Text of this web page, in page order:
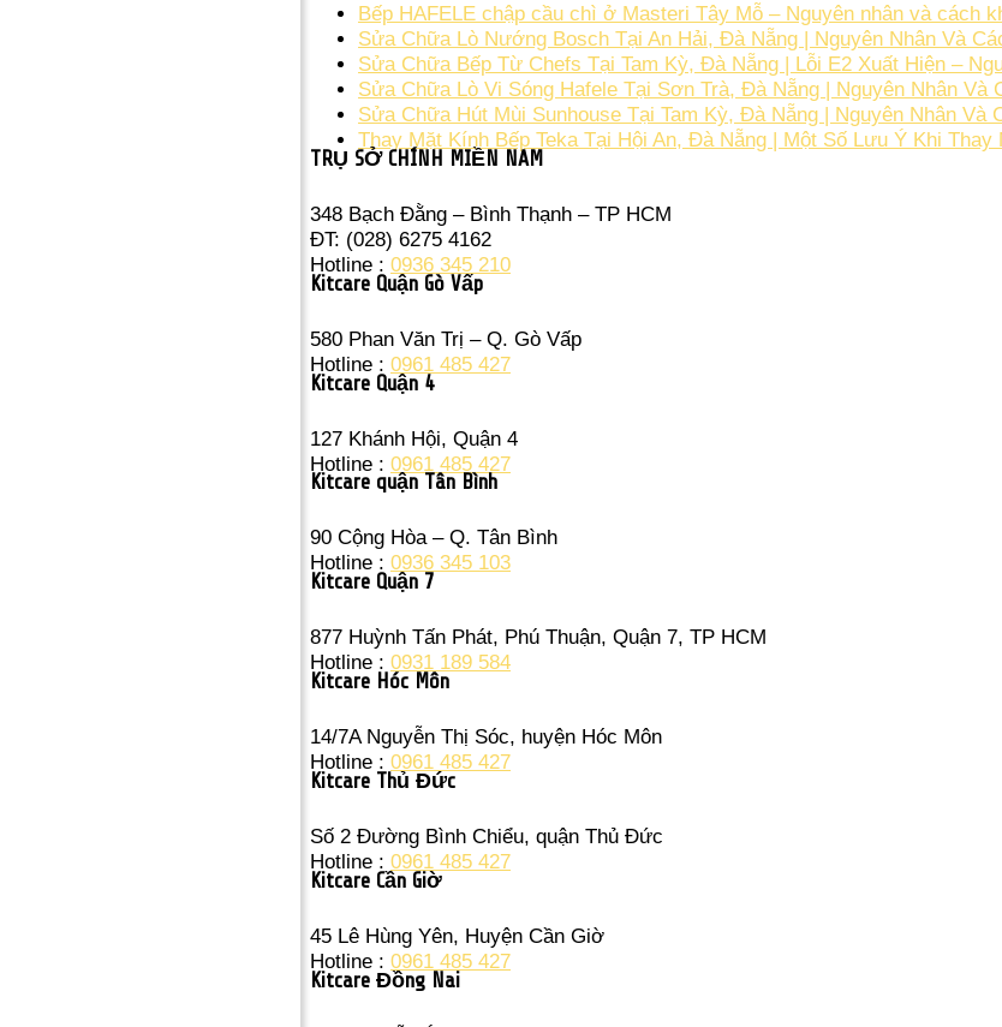
Bếp HAFELE chập cầu chì ở Masteri Tây Mỗ – Nguyên nhân và cách
Sửa Chữa Lò Nướng Bosch Tại An Hải, Đà Nẵng | Nguyên Nhân Và
Sửa Chữa Bếp Từ Chefs Tại Tam Kỳ, Đà Nẵng | Lỗi E2 Xuất Hiện –
Sửa Chữa Lò Vi Sóng Hafele Tại Sơn Trà, Đà Nẵng | Nguyên Nhân
Sửa Chữa Hút Mùi Sunhouse Tại Tam Kỳ, Đà Nẵng | Nguyên Nhân Và
Thay Mặt Kính Bếp Teka Tại Hội An, Đà Nẵng | Một Số Lưu Ý Khi Thay
TRỤ SỞ CHÍNH MIỀN NAM
348 Bạch Đằng – Bình Thạnh – TP HCM
ĐT: (028) 6275 4162
Hotline : 0936 345 210
Kitcare Quận Gò Vấp
580 Phan Văn Trị – Q. Gò Vấp
Hotline : 0961 485 427
Kitcare Quận 4
127 Khánh Hội, Quận 4
Hotline : 0961 485 427
Kitcare quận Tân Bình
90 Cộng Hòa – Q. Tân Bình
Hotline : 0936 345 103
Kitcare Quận 7
877 Huỳnh Tấn Phát, Phú Thuận, Quận 7, TP HCM
Hotline : 0931 189 584
Kitcare Hóc Môn
14/7A Nguyễn Thị Sóc, huyện Hóc Môn
Hotline : 0961 485 427
Kitcare Thủ Đức
Số 2 Đường Bình Chiểu, quận Thủ Đức
Hotline : 0961 485 427
Kitcare Cần Giờ
45 Lê Hùng Yên, Huyện Cần Giờ
Hotline : 0961 485 427
Kitcare Đồng Nai